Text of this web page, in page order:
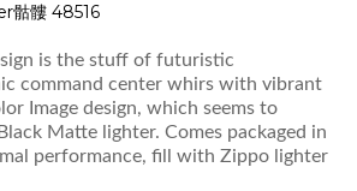
骷髏 48516
is the stuff of futuristic
command center whirs with vibrant
Image design, which seems to
Matte lighter. Comes packaged in
performance, fill with Zippo lighter